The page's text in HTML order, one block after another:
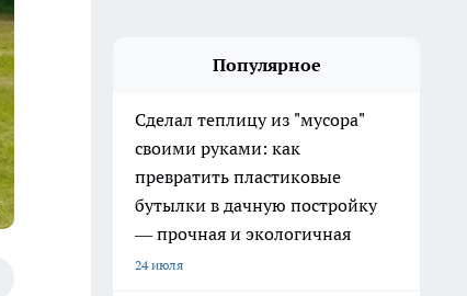
Популярное
Сделал теплицу из "мусора"
своими руками: как
превратить пластиковые
бутылки в дачную постройку
— прочная и экологичная
24 июля